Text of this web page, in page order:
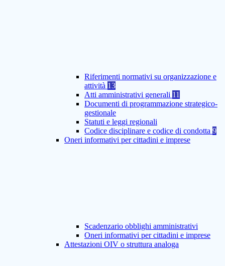
Riferimenti normativi su organizzazione e
attività 13
Atti amministrativi generali 11
Documenti di programmazione strategico-
gestionale
Statuti e leggi regionali
Codice disciplinare e codice di condotta 9
Oneri informativi per cittadini e imprese
Scadenzario obblighi amministrativi
Oneri informativi per cittadini e imprese
Attestazioni OIV o struttura analoga